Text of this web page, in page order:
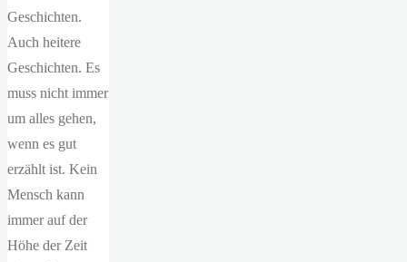
Geschichten.
Auch heitere
Geschichten. Es
muss nicht immer
um alles gehen,
wenn es gut
erzählt ist. Kein
Mensch kann
immer auf der
Höhe der Zeit